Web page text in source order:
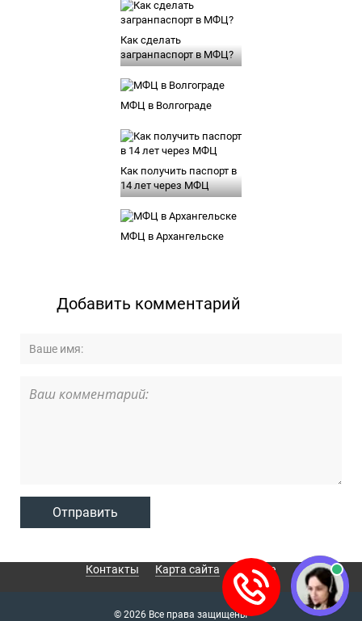
Как сделать
загранпаспорт в МФЦ?
МФЦ в Волгограде
Как получить паспорт в
14 лет через МФЦ
МФЦ в Архангельске
Добавить комментарий
Контакты Карта сайта О сайте
© 2026 Все права защищены